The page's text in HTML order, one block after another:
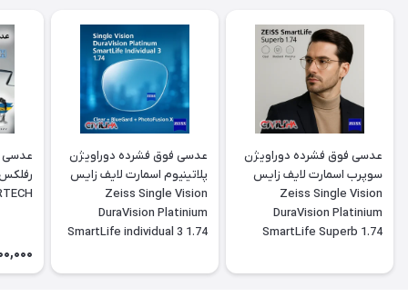
عدسی فوق فشرده دوراویژن
سوپرب اسمارت لایف زایس
Zeiss Single Vision
DuraVision Platinium
SmartLife Superb 1.74
عدسی فوق فشرده دوراویژن
پلاتینیوم اسمارت لایف زایس
Zeiss Single Vision
DuraVision Platinium
SmartLife individual 3 1.74
عدسی